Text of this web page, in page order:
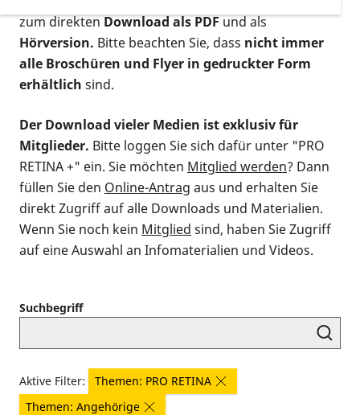
zum direktenDownload als PDFund als
Hörversion. Bitte beachten Sie, dass nicht immer
alle Broschüren und Flyer in gedruckter Form
erhältlich sind.
Der Download vieler Medien ist exklusiv für
Mitglieder. Bitte loggen Sie sich dafür unter "PRO
RETINA +" ein. Sie möchten Mitglied werden? Dann
füllen Sie den Online-Antrag aus und erhalten Sie
direkt Zugriff auf alle Downloads und Materialien.
Wenn Sie noch kein Mitglied sind, haben Sie Zugriff
auf eine Auswahl an Infomaterialien und Videos.
Suchbegriff
Aktive Filter:
Themen: PRO RETINA
Themen: Angehörige